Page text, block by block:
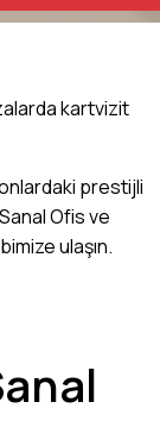
kartvizit
prestijli
Ofis ve
ulaşın.